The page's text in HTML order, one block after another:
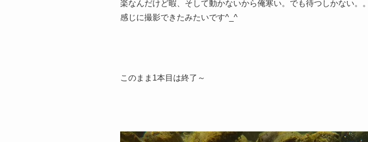
楽なんだけど暇、そして動かないから俺寒い。でも待つしかない
感じに撮影できたみたいです^_^
このまま1本目は終了～